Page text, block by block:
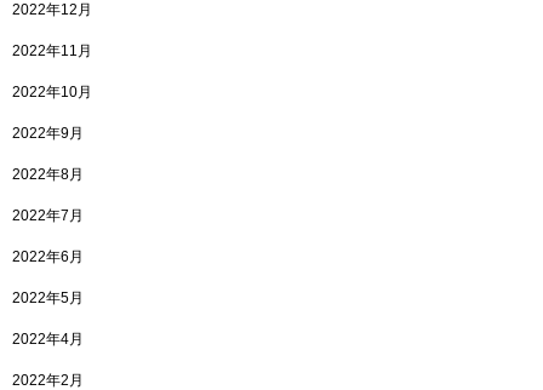
2022年12月
2022年11月
2022年10月
2022年9月
2022年8月
2022年7月
2022年6月
2022年5月
2022年4月
2022年2月